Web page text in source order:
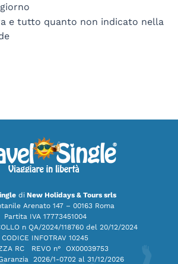
e tutto quanto non indicato nella
di New Holidays & Tours srls
Arenato 147 – 00163 Roma
Partita IVA 17773451004
n QA/2024/118760 del 20/12/2024
CODICE INFOTRAV 10245
RC REVO n° OX00039753
2026/1-0702 al 31/12/2026